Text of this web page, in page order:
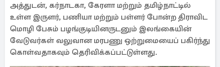
அத்துடன், கர்நாடகா, கேரளா மற்றும் தமிழ்நாட்டில்
உள்ள இருளர், பணியா மற்றும் பள்ளர் போன்ற திராவிட
மொழி பேசும் பழங்குடியினருடனும் இலங்கையின்
வேடுவர்கள் வலுவான மரபணு ஒற்றுமையைப் பகிர்ந்து
கொள்வதாகவும் தெரிவிக்கப்பட்டுள்ளது.